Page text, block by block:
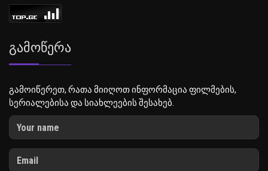
Გამოწერა
გამოიწერეთ, რათა მიიღოთ ინფორმაცია ფილმების,
სერიალებისა და სიახლეების შესახებ.